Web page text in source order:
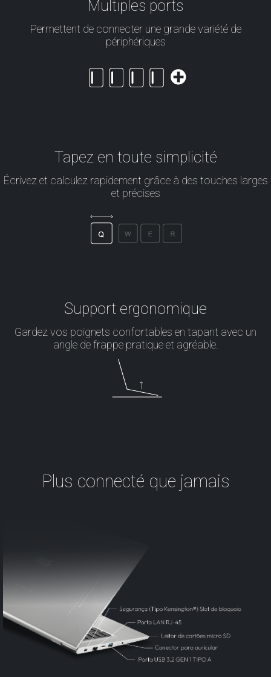
Multiples ports
Permettent de connecter une grande variété de
périphériques
Tapez en toute simplicité
Écrivez et calculez rapidement grâce à des touches larges
et précises
Support ergonomique
Gardez vos poignets confortables en tapant avec un
angle de frappe pratique et agréable.
Plus connecté que jamais